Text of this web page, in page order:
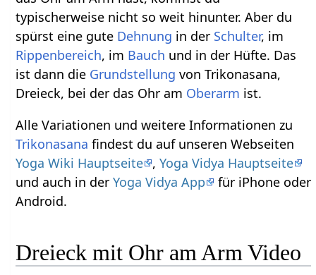
typischerweise nicht so weit hinunter. Aber du
spürst eine gute Dehnung in der Schulter, im
Rippenbereich, im Bauch und in der Hüfte. Das
ist dann die Grundstellung von Trikonasana,
Dreieck, bei der das Ohr am Oberarm ist.
Alle Variationen und weitere Informationen zu
Trikonasana findest du auf unseren Webseiten
Yoga Wiki Hauptseite ,Yoga Vidya Hauptseite
und auch in derYoga Vidya App
für iPhone oder
Android.
Dreieck mit Ohr am Arm Video